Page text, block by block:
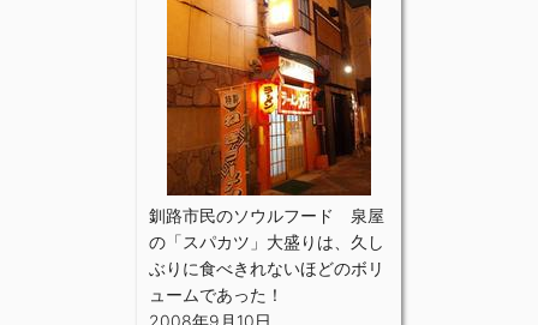
釧路市民のソウルフード 泉屋
の「スパカツ」大盛りは、久し
ぶりに食べきれないほどのボリ
ュームであった！
2008年9月10日